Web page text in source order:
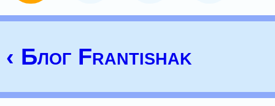
‹ Блог Frantishak